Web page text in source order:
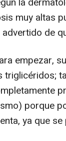
muy altas
advertido de
empezar,
triglicéridos;
porque
ya que